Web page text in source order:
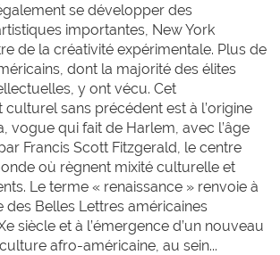
se développer des
importantes, New York
de la créativité expérimentale. Plus de
dont la majorité des élites
y ont vécu. Cet
sans précédent est à l’origine
vogue qui fait de Harlem, avec l’âge
Francis Scott Fitzgerald, le centre
où règnent mixité culturelle et
Le terme « renaissance » renvoie à
des Belles Lettres américaines
siècle et à l’émergence d’un nouveau
afro-américaine, au sein...